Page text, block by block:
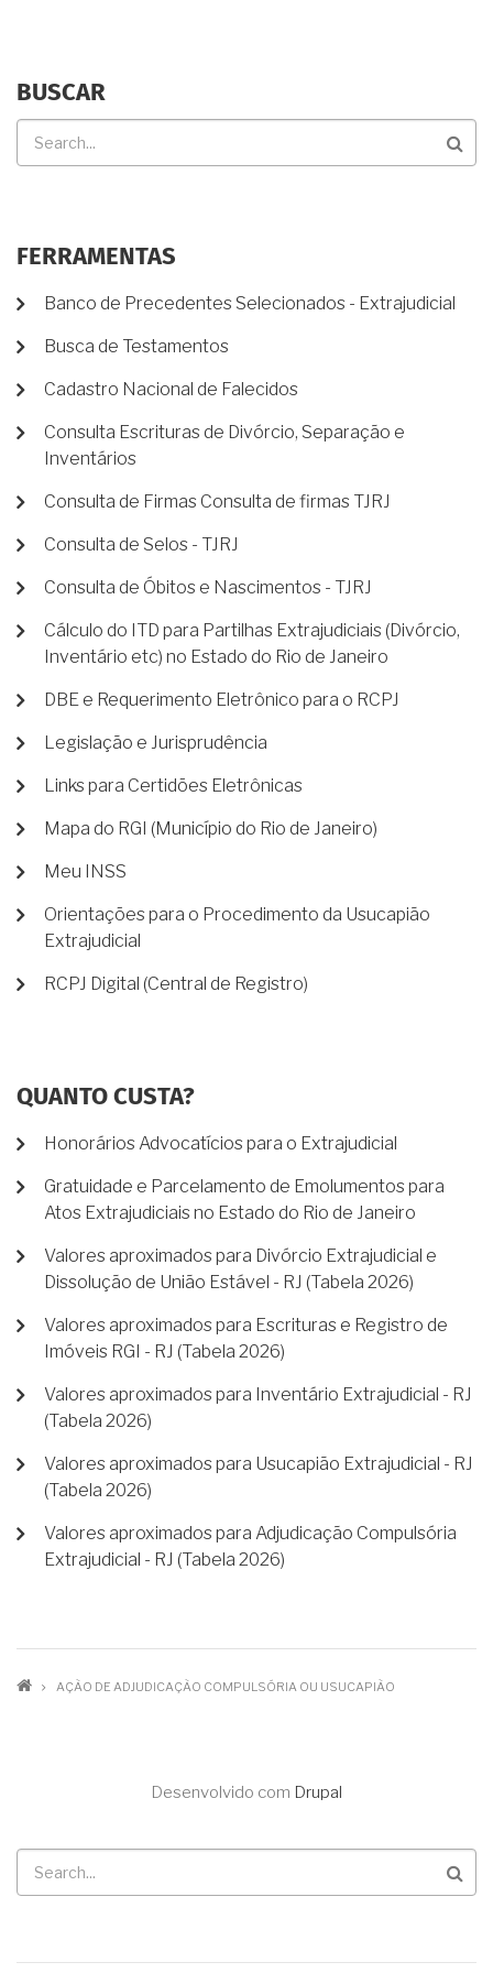
BUSCAR
FERRAMENTAS
Banco de Precedentes Selecionados - Extrajudicial
Busca de Testamentos
Cadastro Nacional de Falecidos
Consulta Escrituras de Divórcio, Separação e
Inventários
Consulta de Firmas Consulta de firmas TJRJ
Consulta de Selos - TJRJ
Consulta de Óbitos e Nascimentos - TJRJ
Cálculo do ITD para Partilhas Extrajudiciais (Divórcio,
Inventário etc) no Estado do Rio de Janeiro
DBE e Requerimento Eletrônico para o RCPJ
Legislação e Jurisprudência
Links para Certidões Eletrônicas
Mapa do RGI (Município do Rio de Janeiro)
Meu INSS
Orientações para o Procedimento da Usucapião
Extrajudicial
RCPJ Digital (Central de Registro)
QUANTO CUSTA?
Honorários Advocatícios para o Extrajudicial
Gratuidade e Parcelamento de Emolumentos para
Atos Extrajudiciais no Estado do Rio de Janeiro
Valores aproximados para Divórcio Extrajudicial e
Dissolução de União Estável - RJ (Tabela 2026)
Valores aproximados para Escrituras e Registro de
Imóveis RGI - RJ (Tabela 2026)
Valores aproximados para Inventário Extrajudicial - RJ
(Tabela 2026)
Valores aproximados para Usucapião Extrajudicial - RJ
(Tabela 2026)
Valores aproximados para Adjudicação Compulsória
Extrajudicial - RJ (Tabela 2026)
TRILHA
NAVEGAÇÃO
AÇÃO DE ADJUDICAÇÃO COMPULSÓRIA OU USUCAPIÃO
Desenvolvido com Drupal